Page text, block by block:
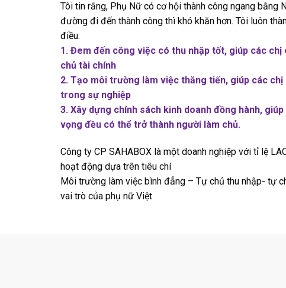
Tôi tin rằng, Phụ Nữ có cơ hội thành công ngang bằng
đường đi đến thành công thì khó khăn hơn. Tôi luôn
điều:
1. Đem đến công việc có thu nhập tốt, giúp các
chủ tài chính
2. Tạo môi trường làm việc thăng tiến, giúp các
trong sự nghiệp
3. Xây dựng chính sách kinh doanh đồng hành,
vọng đều có thể trở thành người làm chủ.
Công ty CP SAHABOX là một doanh nghiệp với tỉ lệ
hoạt động dựa trên tiêu chí
Môi trường làm việc bình đẳng – Tự chủ thu nhập- tự
vai trò của phụ nữ Việt